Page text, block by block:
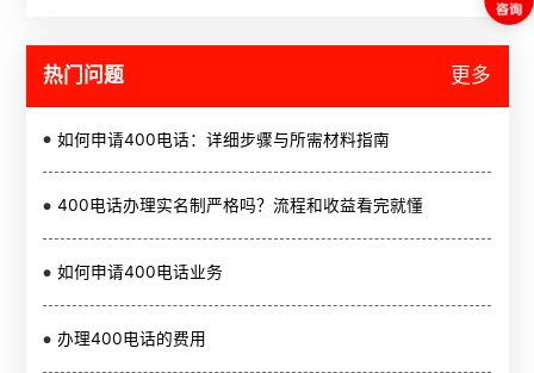
热门问题 更多
如何申请400电话：详细步骤与所需材料指南
400电话办理实名制严格吗？流程和收益看完就懂
如何申请400电话业务
办理400电话的费用